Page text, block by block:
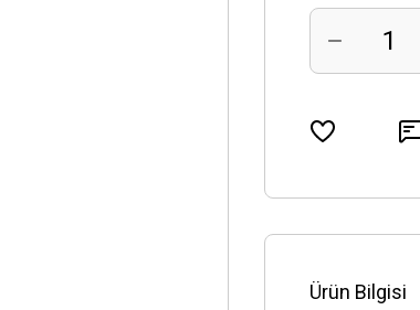
Ürün Bilgisi